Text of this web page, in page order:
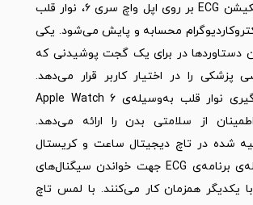
به‌وسیله‌ی اپلیکیشن ECG بر روی اپل واچ سری ۶، نوار قلب
محسابه و پایش می‌شود. یکی
دستاوردها در برای یک گجت پوشیدنی که
پزشکی را در اختیار کاربر قرار می‌دهد.
پایش و اندازه‌گیری نوار قلب به‌وسیله‌ی Apple Watch 6
از سلامتی بدن را ارائه می‌دهد.
شده در تاچ دیجیتال ساعت و کریستال
پشتی به وسیله‌ی برنامه‌ی ECG جهت خواندن سیگنال‌های
یکدیگر همزمان کار می‌کنند. با لمس تاچ